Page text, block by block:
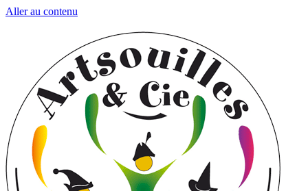
Aller au contenu